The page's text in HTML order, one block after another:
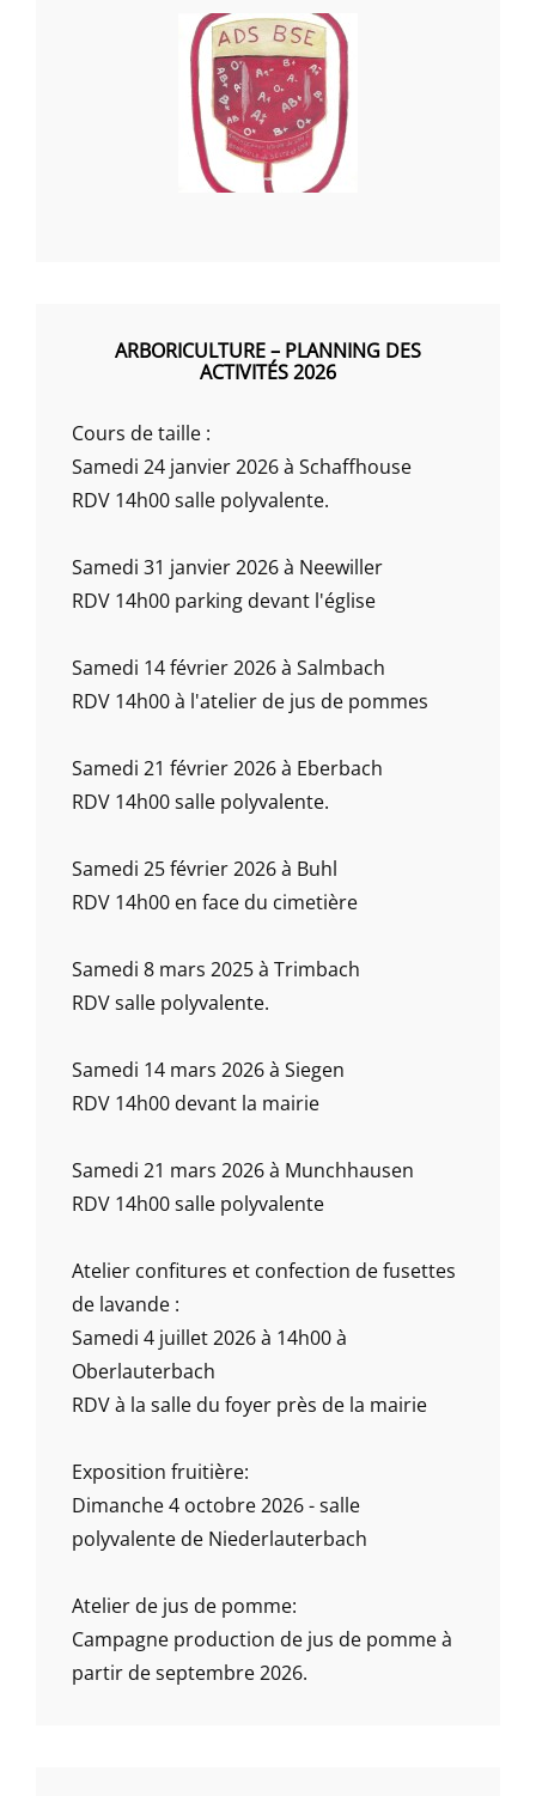
ARBORICULTURE – PLANNING DES
ACTIVITÉS 2026
Cours de taille :
Samedi 24 janvier 2026 à Schaffhouse
RDV 14h00 salle polyvalente.
Samedi 31 janvier 2026 à Neewiller
RDV 14h00 parking devant l'église
Samedi 14 février 2026 à Salmbach
RDV 14h00 à l'atelier de jus de pommes
Samedi 21 février 2026 à Eberbach
RDV 14h00 salle polyvalente.
Samedi 25 février 2026 à Buhl
RDV 14h00 en face du cimetière
Samedi 8 mars 2025 à Trimbach
RDV salle polyvalente.
Samedi 14 mars 2026 à Siegen
RDV 14h00 devant la mairie
Samedi 21 mars 2026 à Munchhausen
RDV 14h00 salle polyvalente
Atelier confitures et confection de fusettes
de lavande :
Samedi 4 juillet 2026 à 14h00 à
Oberlauterbach
RDV à la salle du foyer près de la mairie
Exposition fruitière:
Dimanche 4 octobre 2026 - salle
polyvalente de Niederlauterbach
Atelier de jus de pomme:
Campagne production de jus de pomme à
partir de septembre 2026.